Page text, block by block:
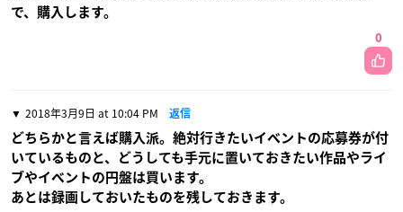
で、購入します。
0
2018年3月9日 at 10:04 PM 返信
どちらかと言えば購入派。絶対行きたいイベントの応募券が付
いているものと、どうしても手元に置いておきたい作品やライ
ブやイベントの円盤は買います。
あとは録画しておいたものを残しておきます。